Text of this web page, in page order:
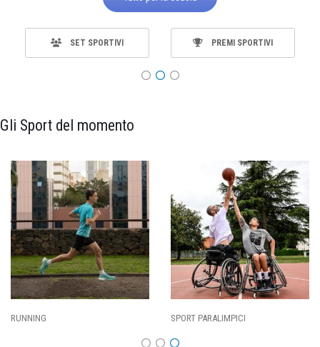
SET SPORTIVI PREMI SPORTIVI
Gli Sport del momento
RUNNING SPORT PARALIMPICI